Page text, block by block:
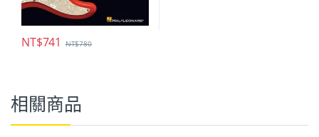
NT$741 NT$780
相關商品